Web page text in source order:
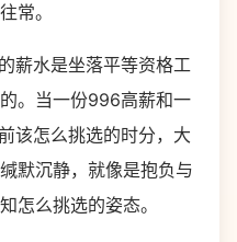
常。
薪水是坐落平等资格工
。当一份996高薪和一
该怎么挑选的时分，大
默沉静，就像是抱负与
怎么挑选的姿态。